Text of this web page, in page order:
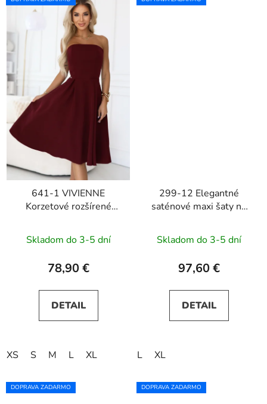
641-1 VIVIENNE
Korzetové rozšírené
Skladom do 3-5 dní
78,90 €
DETAIL
XS S M L XL
299-12 Elegantné
saténové maxi šaty na
tmavomodré
Skladom do 3-5 dní
97,60 €
DETAIL
L XL
DOPRAVA ZADARMO DOPRAVA ZADARMO